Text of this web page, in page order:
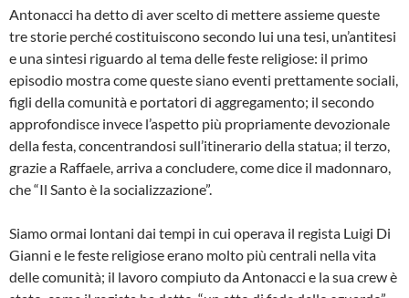
Antonacci ha detto di aver scelto di mettere assieme queste
tre storie perché costituiscono secondo lui una tesi, un’antitesi
e una sintesi riguardo al tema delle feste religiose: il primo
episodio mostra come queste siano eventi prettamente sociali,
figli della comunità e portatori di aggregamento; il secondo
approfondisce invece l’aspetto più propriamente devozionale
della festa, concentrandosi sull’itinerario della statua; il terzo,
grazie a Raffaele, arriva a concludere, come dice il madonnaro,
che “Il Santo è la socializzazione”.
Siamo ormai lontani dai tempi in cui operava il regista Luigi Di
Gianni e le feste religiose erano molto più centrali nella vita
delle comunità; il lavoro compiuto da Antonacci e la sua crew è